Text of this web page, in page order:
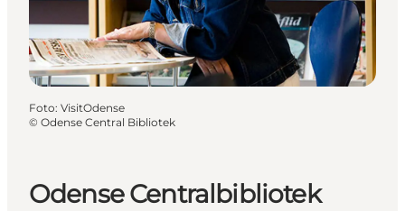
Odense Centralbibliotek
Foto: VisitOdense
© Odense Central Bibliotek